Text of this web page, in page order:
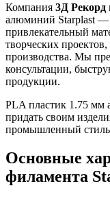
Компания 3Д Рекорд
алюминий Starplast —
привлекательный
творческих
производства. Мы
консультации,
продукции.
PLA пластик 1.75 мм
придать своим
промышленный
Основные
филамента